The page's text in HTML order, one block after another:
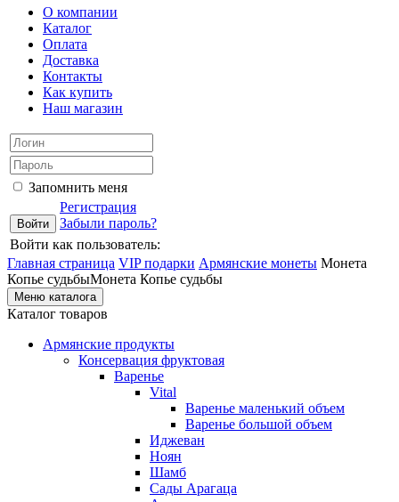
О компании
Каталог
Оплата
Доставка
Контакты
Как купить
Наш магазин
Запомнить меня
Регистрация
Забыли пароль?
Войти как пользователь:
Главная страница VIP подарки Армянские монеты Монета
Копье судьбыМонета Копье судьбы
Меню каталога
Каталог товаров
Армянские продукты
Консервация фруктовая
Варенье
Vital
Варенье маленький объем
Варенье большой объем
Иджеван
Ноян
Шамб
Сады Арагаца